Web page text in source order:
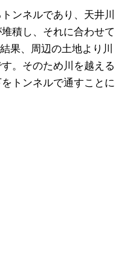
ンネルであり、天井川
積し、それに合わせて
果、周辺の土地より川
。そのため川を越える
トンネルで通すことに